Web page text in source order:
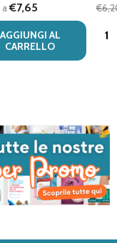
a€7,65
AGGIUNGI AL
CARRELLO